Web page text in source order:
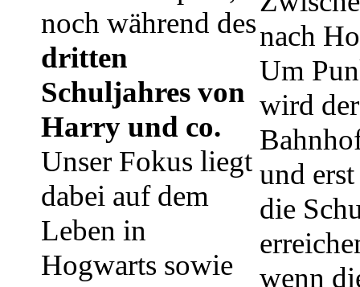
noch während des
dritten
Schuljahres von
Harry und co.
Unser Fokus liegt
dabei auf dem
Leben in
Hogwarts sowie
nach
Um
wird
und
die
wenn